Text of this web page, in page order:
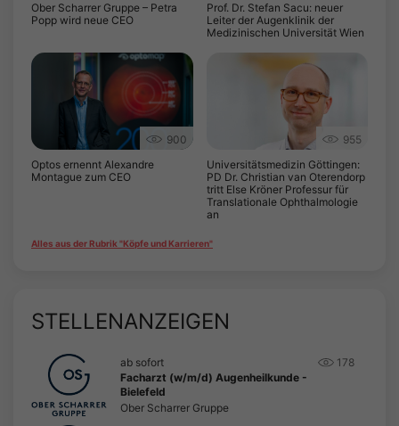
Ober Scharrer Gruppe – Petra
Popp wird neue CEO
Prof. Dr. Stefan Sacu: neuer
Leiter der Augenklinik der
Medizinischen Universität Wien
900
Optos ernennt Alexandre
Montague zum CEO
955
Universitätsmedizin Göttingen:
PD Dr. Christian van Oterendorp
tritt Else Kröner Professur für
Translationale Ophthalmologie
an
Alles aus der Rubrik "Köpfe und Karrieren"
STELLENANZEIGEN
ab sofort
178
Facharzt (w/m/d) Augenheilkunde -
Bielefeld
Ober Scharrer Gruppe